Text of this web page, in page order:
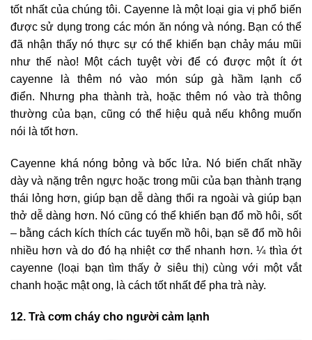
tốt nhất của chúng tôi. Cayenne là một loại gia vị phổ biến
được sử dụng trong các món ăn nóng và nóng. Bạn có thể
đã nhận thấy nó thực sự có thể khiến bạn chảy máu mũi
như thế nào! Một cách tuyệt vời để có được một ít ớt
cayenne là thêm nó vào món súp gà hầm lạnh cổ
điển. Nhưng pha thành trà, hoặc thêm nó vào trà thông
thường của bạn, cũng có thể hiệu quả nếu không muốn
nói là tốt hơn.
Cayenne khá nóng bỏng và bốc lửa. Nó biến chất nhầy
dày và nặng trên ngực hoặc trong mũi của bạn thành trạng
thái lỏng hơn, giúp bạn dễ dàng thổi ra ngoài và giúp bạn
thở dễ dàng hơn. Nó cũng có thể khiến bạn đổ mồ hôi, sốt
– bằng cách kích thích các tuyến mồ hôi, bạn sẽ đổ mồ hôi
nhiều hơn và do đó hạ nhiệt cơ thể nhanh hơn. ¼ thìa ớt
cayenne (loại bạn tìm thấy ở siêu thị) cùng với một vắt
chanh hoặc mật ong, là cách tốt nhất để pha trà này.
12. Trà cơm cháy cho người cảm lạnh